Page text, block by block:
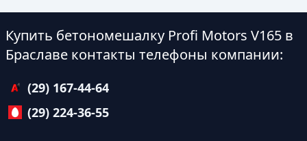
Купить бетономешалку Profi Motors V165 в
Браславе контакты телефоны компании:
(29) 167-44-64
(29) 224-36-55